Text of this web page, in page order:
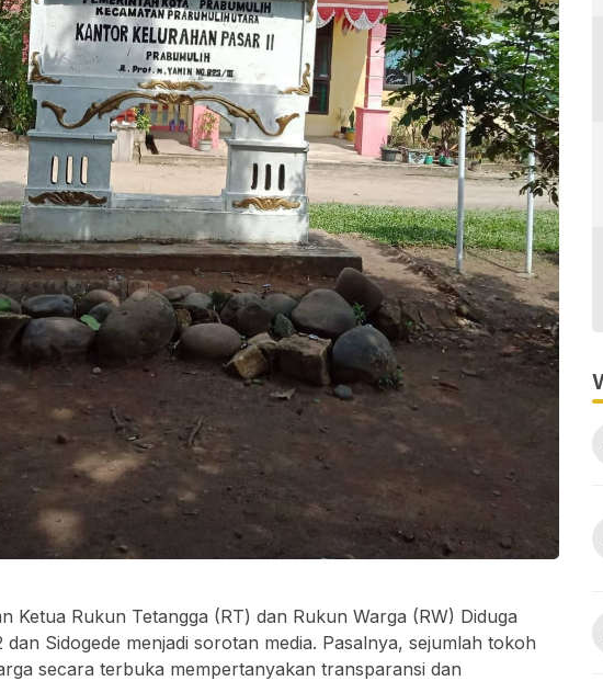
Ketua Rukun Tetangga (RT) dan Rukun Warga (RW) Diduga
Sidogede menjadi sorotan media. Pasalnya, sejumlah tokoh
secara terbuka mempertanyakan transparansi dan